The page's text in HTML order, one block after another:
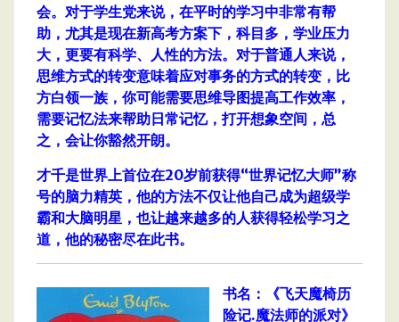
会。对于学生党来说，在平时的学习中非常有帮
助，尤其是现在新高考方案下，科目多，学业压力
大，更要有科学、人性的方法。对于普通人来说，
思维方式的转变意味着应对事务的方式的转变，比
方白领一族，你可能需要思维导图提高工作效率，
需要记忆法来帮助日常记忆，打开想象空间，总
之，会让你豁然开朗。
才千是世界上首位在20岁前获得“世界记忆大师”称
号的脑力精英，他的方法不仅让他自己成为超级学
霸和大脑明星，也让越来越多的人获得轻松学习之
道，他的秘密尽在此书。
书名：《飞天魔椅历
险记.魔法师的派对》